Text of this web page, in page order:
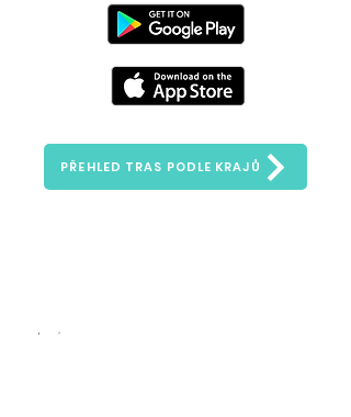
PŘEHLED TRAS PODLE KRAJŮ